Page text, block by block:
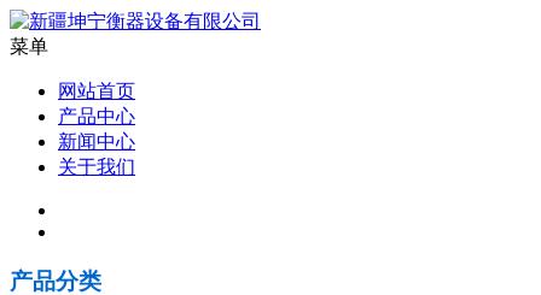
菜单
网站首页
产品中心
新闻中心
关于我们
产品分类